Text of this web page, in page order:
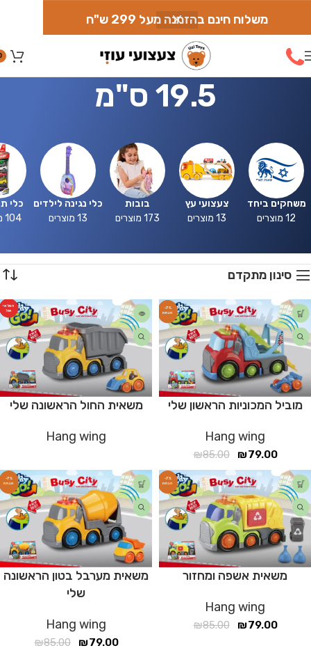
משלוח חינם בהזמנה מעל 299 ש"ח
19.5 ס"מ
משחקים ביחד
12 מוצרים
צעצועי עץ
13 מוצרים
בובות
173 מוצרים
כלי נגינה לילדים
13 מוצרים
כלי
104 מוצרים
סינון מתקדם
-7%
מוביל המכוניות הראשון שלי
Hang wing
₪85.00 ₪79.00
המלאי
אזל
משאית החול הראשונה שלי
Hang wing
-7%
משאית אשפה ומחזור
Hang wing
₪85.00 ₪79.00
-7%
משאית מערבל בטון הראשונה
שלי
Hang wing
₪85.00 ₪79.00